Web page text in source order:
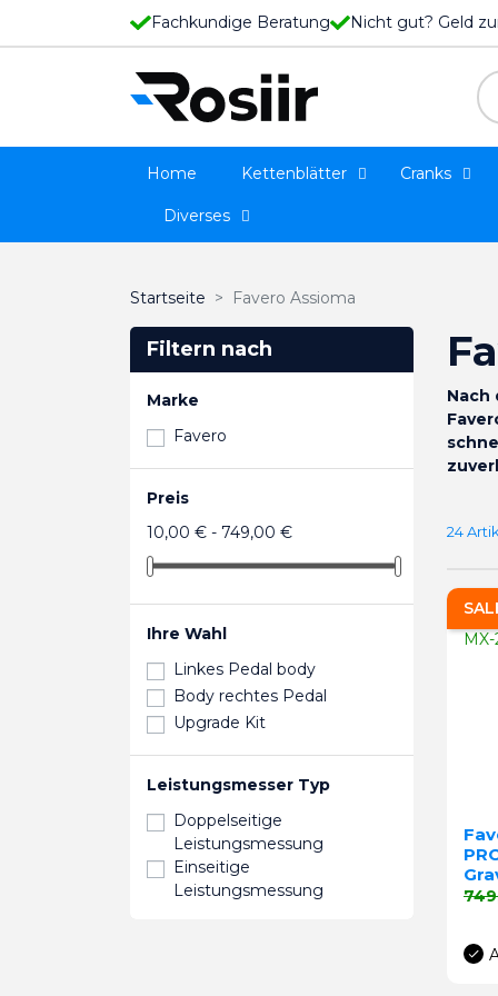
Fachkundige Beratung Nicht gut? Geld
Home Kettenblätter Cranks
Diverses
Startseite Favero Assioma
Filtern nach
Marke
Favero
Preis
10,00 € - 749,00 €
Ihre Wahl
Linkes Pedal body
Body rechtes Pedal
Upgrade Kit
Leistungsmesser Typ
Doppelseitige
Leistungsmessung
Einseitige
Leistungsmessung
Nach
24